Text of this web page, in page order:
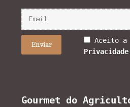
Aceito a
Privacidade
Gourmet do